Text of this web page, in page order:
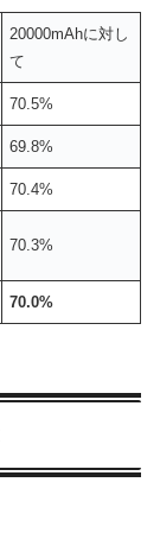
20000mAhに対し
て
70.5%
69.8%
70.4%
70.3%
70.0%